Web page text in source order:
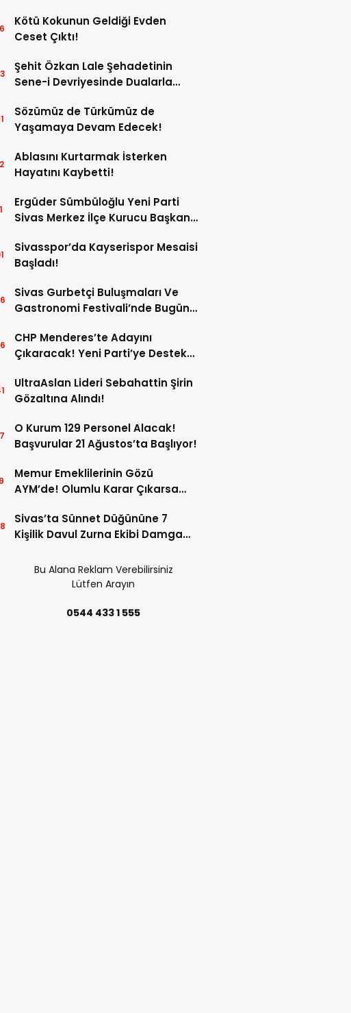
Kötü Kokunun Geldiği Evden
Ceset Çıktı!
Şehit Özkan Lale Şehadetinin
Sene-i Devriyesinde Dualarla
Sözümüz de Türkümüz de
Yaşamaya Devam Edecek!
Ablasını Kurtarmak İsterken
Hayatını Kaybetti!
Ergüder Sümbüloğlu Yeni Parti
Sivas Merkez İlçe Kurucu Başkanı
Sivasspor’da Kayserispor Mesaisi
Başladı!
Sivas Gurbetçi Buluşmaları Ve
Gastronomi Festivali’nde Bugün
CHP Menderes’te Adayını
Çıkaracak! Yeni Parti’ye Destek
UltraAslan Lideri Sebahattin Şirin
Gözaltına Alındı!
O Kurum 129 Personel Alacak!
Başvurular 21 Ağustos’ta Başlıyor!
Memur Emeklilerinin Gözü
AYM’de! Olumlu Karar Çıkarsa
Gündemde!
Sivas’ta Sünnet Düğününe 7
Kişilik Davul Zurna Ekibi Damga
Bu Alana Reklam Verebilirsiniz
Lütfen Arayın
0544 433 1 555